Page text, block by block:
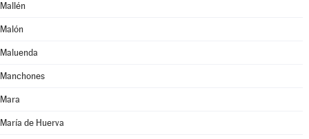
Mallén
Malón
Maluenda
Manchones
Mara
María de Huerva